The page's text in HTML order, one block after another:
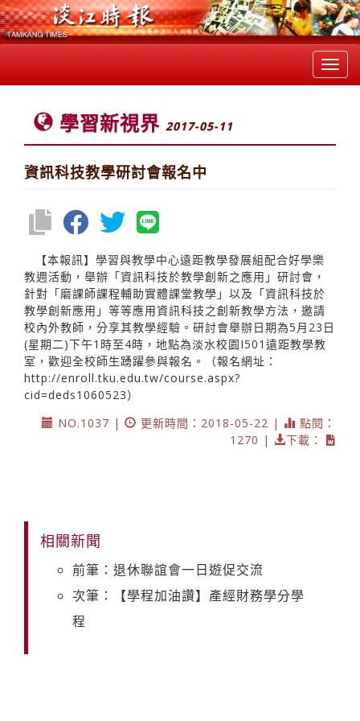
學習新視界 2017-05-11
資訊科技教學研討會報名中
【本報訊】學習與教學中心遠距教學發展組配合好學樂
教週活動，舉辦「資訊科技於教學創新之應用」研討會，
針對「磨課師課程輔助實體課堂教學」以及「資訊科技於
教學創新應用」等等應用資訊科技之創新教學方法，邀請
校內外教師，分享其教學經驗。研討會舉辦日期為5月23日
(星期二)下午1時至4時，地點為淡水校園I501遠距教學教
室，歡迎全校師生踴躍參與報名。（報名網址：
http://enroll.tku.edu.tw/course.aspx?
cid=deds1060523）
NO.1037 |
更新時間：2018-05-22 |
點閱：
1270 |
下載：
相關新聞
前筆：退休聯誼會一日遊促交流
次筆：【學程加油讚】產經財務學分學
程